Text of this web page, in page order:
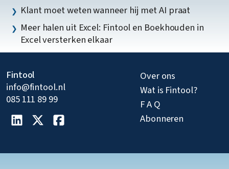
Klant moet weten wanneer hij met AI praat
Meer halen uit Excel: Fintool en Boekhouden in
Excel versterken elkaar
Fintool
info@fintool.nl
085 111 89 99
Over ons
Wat is Fintool?
F A Q
Abonneren